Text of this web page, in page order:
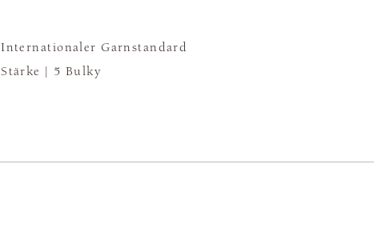
Internationaler Garnstandard
Stärke | 5 Bulky